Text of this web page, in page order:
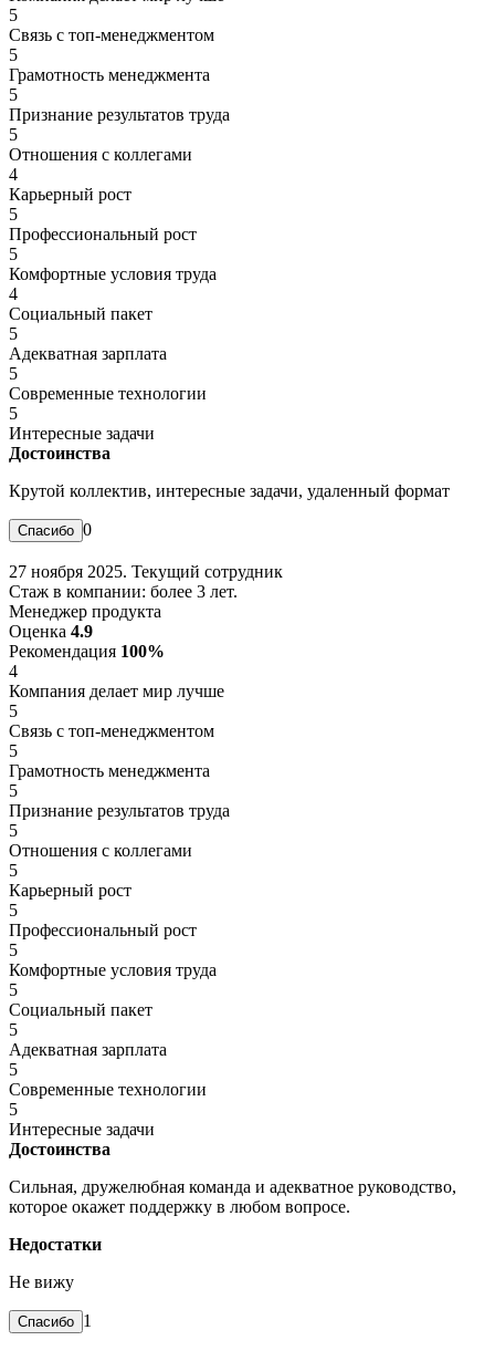
5
Связь с топ-менеджментом
5
Грамотность менеджмента
5
Признание результатов труда
5
Отношения с коллегами
4
Карьерный рост
5
Профессиональный рост
5
Комфортные условия труда
4
Социальный пакет
5
Адекватная зарплата
5
Современные технологии
5
Интересные задачи
Достоинства
Крутой коллектив, интересные задачи, удаленный формат
0
27 ноября 2025. Текущий сотрудник
Стаж в компании: более 3 лет.
Менеджер продукта
Оценка 4.9
Рекомендация 100%
4
Компания делает мир лучше
5
Связь с топ-менеджментом
5
Грамотность менеджмента
5
Признание результатов труда
5
Отношения с коллегами
5
Карьерный рост
5
Профессиональный рост
5
Комфортные условия труда
5
Социальный пакет
5
Адекватная зарплата
5
Современные технологии
5
Интересные задачи
Достоинства
Сильная, дружелюбная команда и адекватное руководство,
которое окажет поддержку в любом вопросе.
Недостатки
Не вижу
1